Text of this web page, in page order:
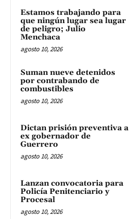
Estamos trabajando para
que ningún lugar sea lugar
de peligro; Julio
Menchaca
agosto 10, 2026
Suman nueve detenidos
por contrabando de
combustibles
agosto 10, 2026
Dictan prisión preventiva a
ex gobernador de
Guerrero
agosto 10, 2026
Lanzan convocatoria para
Policía Penitenciario y
Procesal
agosto 10, 2026